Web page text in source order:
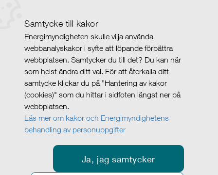
Samtycke till kakor
Energimyndigheten skulle vilja använda
webbanalyskakor i syfte att löpande förbättra
webbplatsen. Samtycker du till det? Du kan när
som helst ändra ditt val. För att återkalla ditt
samtycke klickar du på ”Hantering av kakor
(cookies)" som du hittar i sidfoten längst ner på
webbplatsen.
Läs mer om kakor och Energimyndighetens
behandling av personuppgifter
Ja, jag samtycker